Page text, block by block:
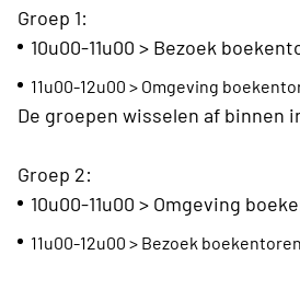
Groep 1:
10u00-11u00 > Bezoek
11u00-12u00 > Omgeving
De groepen wisselen af binnen
Groep 2:
10u00-11u00 > Omgeving
11u00-12u00 > Bezoek boekentoren